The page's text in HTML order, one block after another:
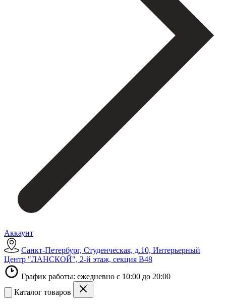
Аккаунт
Санкт-Петербург, Студенческая, д.10, Интерьерный
Центр "ЛАНСКОЙ", 2-й этаж, секция В48
График работы: ежедневно с 10:00 до 20:00
Каталог товаров